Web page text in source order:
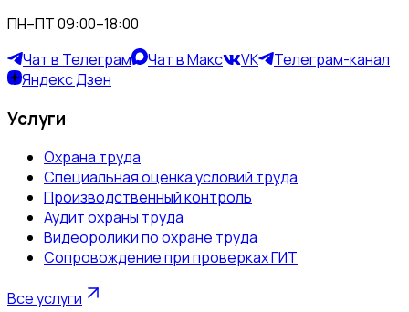
ПН–ПТ 09:00–18:00
Чат в Телеграм
Чат в Макс VK
Телеграм-канал
Яндекс Дзен
Услуги
Охрана труда
Специальная оценка условий труда
Производственный контроль
Аудит охраны труда
Видеоролики по охране труда
Сопровождение при проверках ГИТ
Все услуги